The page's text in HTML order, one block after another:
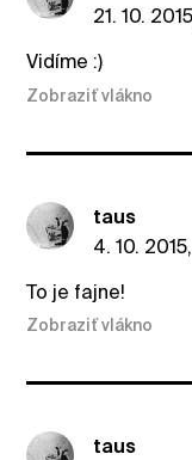
21. 10.
Vidíme :)
Zobraziť vlákno
taus
4. 10.
To je fajne!
Zobraziť vlákno
taus